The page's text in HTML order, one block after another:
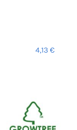
4,13€